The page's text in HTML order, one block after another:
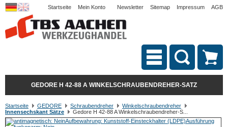
Startseite Mein Konto Newsletter Sitemap Impressum AGB
GEDORE H 42-88 A WINKELSCHRAUBENDREHER-SATZ
Startseite GEDORE Schraubendreher
Winkelschraubendreher
Innensechskant Sätze
Gedore H 42-88 A Winkelschraubendreher-S...